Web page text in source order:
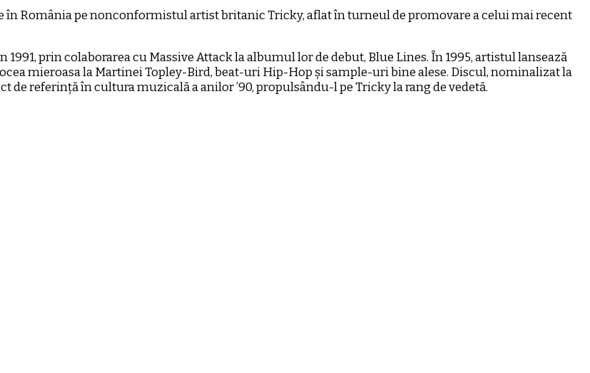
în România pe nonconformistul artist britanic Tricky, aflat în turneul de promovare a celui mai recent
prin colaborarea cu Massive Attack la albumul lor de debut, Blue Lines. În 1995, artistul lansează
mieroasa la Martinei Topley-Bird, beat-uri Hip-Hop și sample-uri bine alese. Discul, nominalizat la
de referință în cultura muzicală a anilor ’90, propulsându-l pe Tricky la rang de vedetă.